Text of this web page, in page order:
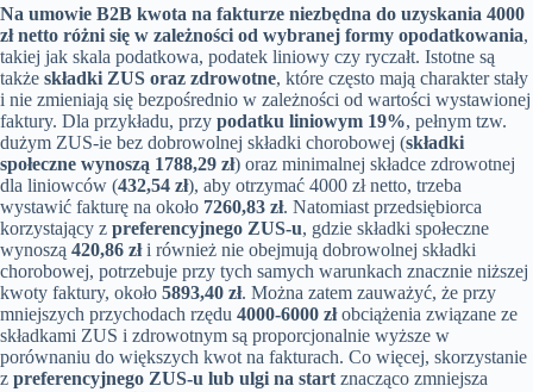
Na umowie B2B kwota na fakturze niezbędna do uzyskania 4000
zł netto różni się w zależności od wybranej formy opodatkowania,
takiej jak skala podatkowa, podatek liniowy czy ryczałt. Istotne są
także składki ZUS oraz zdrowotne, które często mają charakter stały
i nie zmieniają się bezpośrednio w zależności od wartości wystawionej
faktury. Dla przykładu, przy podatku liniowym 19%, pełnym tzw.
dużym ZUS-ie bez dobrowolnej składki chorobowej (składki
społeczne wynoszą 1788,29 zł) oraz minimalnej składce zdrowotnej
dla liniowców (432,54 zł), aby otrzymać 4000 zł netto, trzeba
wystawić fakturę na około 7260,83 zł. Natomiast przedsiębiorca
korzystający z preferencyjnego ZUS-u, gdzie składki społeczne
wynoszą 420,86 złi również nie obejmują dobrowolnej składki
chorobowej, potrzebuje przy tych samych warunkach znacznie niższej
kwoty faktury, około 5893,40 zł. Można zatem zauważyć, że przy
mniejszych przychodach rzędu 4000-6000 złobciążenia związane ze
składkami ZUS i zdrowotnym są proporcjonalnie wyższe w
porównaniu do większych kwot na fakturach. Co więcej, skorzystanie
z preferencyjnego ZUS-u lub ulgi na start znacząco zmniejsza